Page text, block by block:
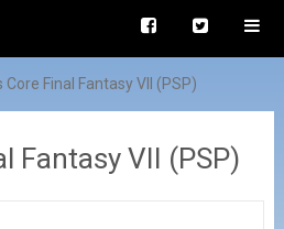
Core Final Fantasy VII (PSP)
Fantasy VII (PSP)